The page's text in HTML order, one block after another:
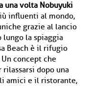
una volta Nobuyuki
influenti al mondo,
grazie al lancio
lungo la spiaggia
Beach è il rifugio
concept che
dopo una
amici e il ristorante,